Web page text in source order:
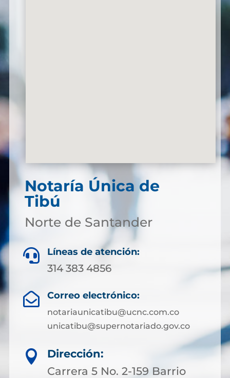
Notaría Única de
Tibú
Norte de Santander
 Líneas de atención:
314 383 4856
 Correo electrónico:
notariaunicatibu@ucnc.com.co
unicatibu@supernotariado.gov.co

Dirección:
Carrera 5 No. 2-159 Barrio